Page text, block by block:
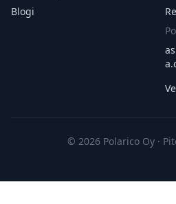
Blogi
© 2026 Polarico Oy ·